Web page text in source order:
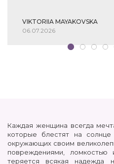
VIKTORIIA MAYAKOVSKA
06.07.2026
Каждая женщина всегда
которые блестят на солнце
окружающих своим
повреждениями, ломкостью
теряется всякая надежда